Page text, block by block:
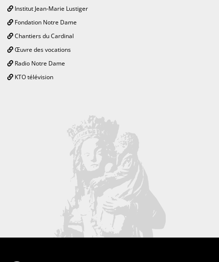
Institut Jean-Marie Lustiger
Fondation Notre Dame
Chantiers du Cardinal
Œuvre des vocations
Radio Notre Dame
KTO télévision